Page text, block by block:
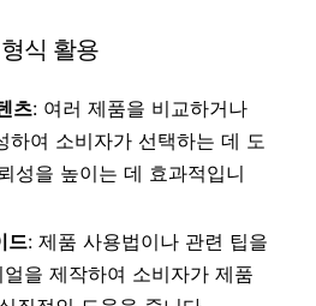
식 활용
츠: 여러 제품을 비교하거나
하여 소비자가 선택하는 데 도
성을 높이는 데 효과적입니
드: 제품 사용법이나 관련 팁을
을 제작하여 소비자가 제품